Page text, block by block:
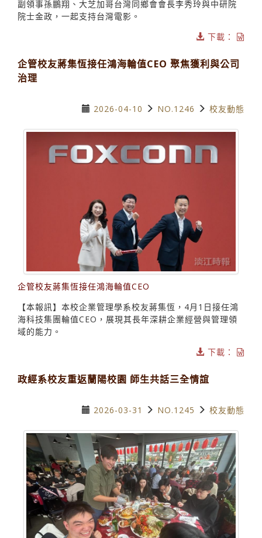
副領事孫鵬翔、大芝加哥台灣同鄉會會長李秀玲與中研院
院士金政，一起支持台灣電影。
下載：
企管校友蔣集恆接任鴻海輪值CEO 聚焦獲利與公司
治理
2026-04-10 NO.1246 校友動態
企管校友蔣集恆接任鴻海輪值CEO
【本報訊】本校企業管理學系校友蔣集恆，4月1日接任鴻
海科技集團輪值CEO，展現其長年深耕企業經營與管理領
域的能力。
下載：
政經系校友重返蘭陽校園 師生共話三全情誼
2026-03-31 NO.1245 校友動態